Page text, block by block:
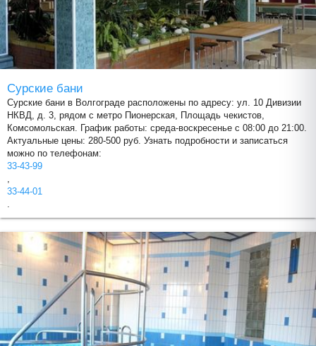
Сурские бани
Сурские бани в Волгограде расположены по адресу: ул. 10 Дивизии
НКВД, д. 3, рядом с метро Пионерская, Площадь чекистов,
Комсомольская. График работы: среда-воскресенье с 08:00 до 21:00.
Актуальные цены: 280-500 руб. Узнать подробности и записаться
можно по телефонам:
33-43-99
,
33-44-01
.